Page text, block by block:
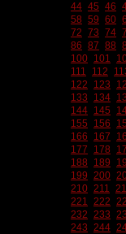
44 45 46
58 59 60
72 73 74
86 87 88
100 101
111
112
122
123
133
134
144 145
155
156
166
167
177
178
188
189
199 200
210 211
221 222
232 233
243 244